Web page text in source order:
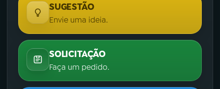
SUGESTÃO
Envie uma ideia.
SOLICITAÇÃO
Faça um pedido.